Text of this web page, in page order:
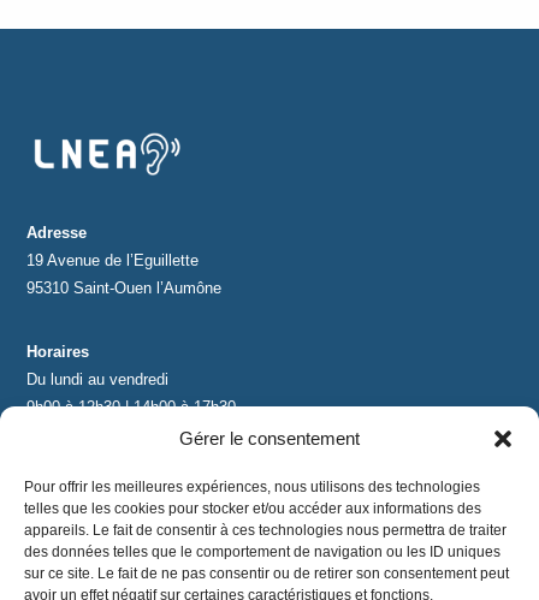
Gérer le consentement
Pour offrir les meilleures expériences, nous utilisons des technologies
telles que les cookies pour stocker et/ou accéder aux informations des
appareils. Le fait de consentir à ces technologies nous permettra de traiter
des données telles que le comportement de navigation ou les ID uniques
sur ce site. Le fait de ne pas consentir ou de retirer son consentement peut
avoir un effet négatif sur certaines caractéristiques et fonctions.
Adresse
19 Avenue de l’Eguillette
95310 Saint-Ouen l’Aumône
Horaires
Du lundi au vendredi
9h00 à 12h30 | 14h00 à 17h30
contact@lnea-audition.com
+33 (0)1 34 67 67 17